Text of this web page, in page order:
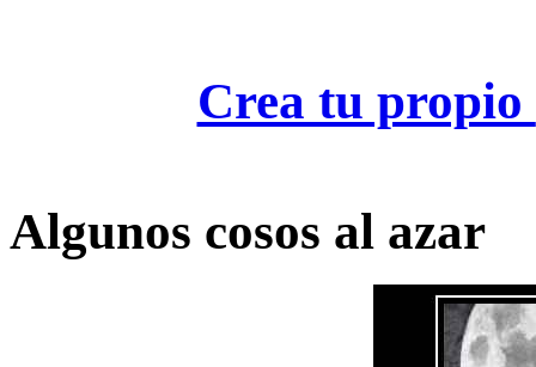
Crea tu propio
Algunos cosos al azar